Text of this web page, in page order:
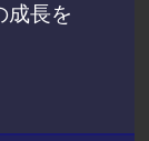
成長を